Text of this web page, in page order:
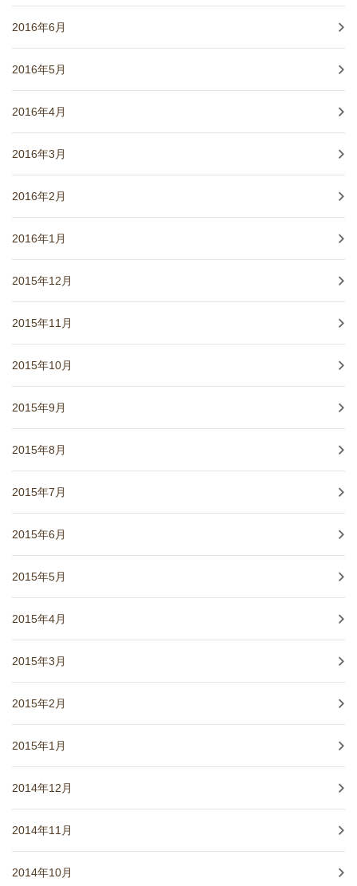
2016年6月
2016年5月
2016年4月
2016年3月
2016年2月
2016年1月
2015年12月
2015年11月
2015年10月
2015年9月
2015年8月
2015年7月
2015年6月
2015年5月
2015年4月
2015年3月
2015年2月
2015年1月
2014年12月
2014年11月
2014年10月